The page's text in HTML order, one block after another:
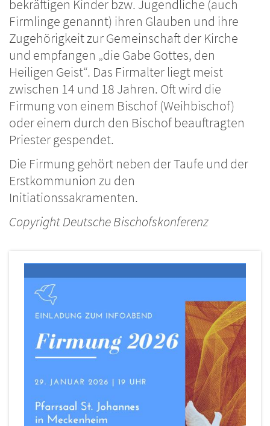
bekräftigen Kinder bzw. Jugendliche (auch
Firmlinge genannt) ihren Glauben und ihre
Zugehörigkeit zur Gemeinschaft der Kirche
und empfangen „die Gabe Gottes, den
Heiligen Geist“. Das Firmalter liegt meist
zwischen 14 und 18 Jahren. Oft wird die
Firmung von einem Bischof (Weihbischof)
oder einem durch den Bischof beauftragten
Priester gespendet.
Die Firmung gehört neben der Taufe und der
Erstkommunion zu den
Initiationssakramenten.
Copyright Deutsche Bischofskonferenz